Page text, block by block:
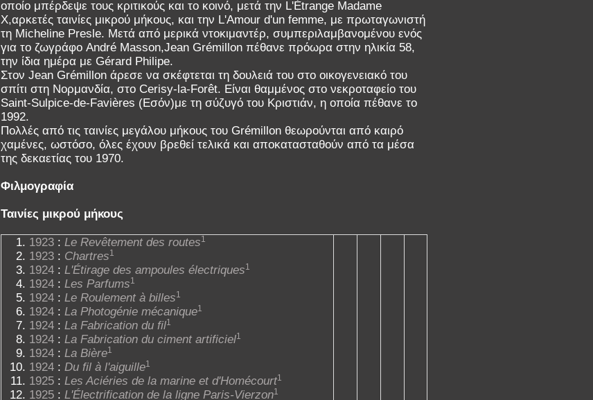
οποίο μπέρδεψε τους κριτικούς και το κοινό, μετά την L'Étrange Madame
X,αρκετές ταινίες μικρού μήκους, και την L'Amour d'un femme, με πρωταγωνιστή
τη Micheline Presle. Μετά από μερικά ντοκιμαντέρ, συμπεριλαμβανομένου ενός
για το ζωγράφο André Masson,Jean Grémillon πέθανε πρόωρα στην ηλικία 58,
την ίδια ημέρα με Gérard Philipe.
Στον Jean Grémillon άρεσε να σκέφτεται τη δουλειά του στο οικογενειακό του
σπίτι στη Νορμανδία, στο Cerisy-la-Forêt. Είναι θαμμένος στο νεκροταφείο του
Saint-Sulpice-de-Favières (Εσόν)με τη σύζυγό του Κριστιάν, η οποία πέθανε το
1992.
Πολλές από τις ταινίες μεγάλου μήκους του Grémillon θεωρούνται από καιρό
χαμένες, ωστόσο, όλες έχουν βρεθεί τελικά και αποκατασταθούν από τα μέσα
της δεκαετίας του 1970.
Φιλμογραφία
Ταινίες μικρού μήκους
1923: Le Revêtement des routes1
1923: Chartres1
1924: L'Étirage des ampoules électriques1
1924: Les Parfums1
1924: Le Roulement à billes1
1924: La Photogénie mécanique1
1924: La Fabrication du fil1
1924: La Fabrication du ciment artificiel1
1924: La Bière1
1924: Du fil à l'aiguille1
1925: Les Aciéries de la marine et d'Homécourt1
1925: L'Électrification de la ligne Paris-Vierzon1